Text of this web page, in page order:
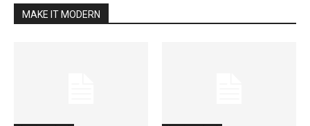
MAKE IT MODERN